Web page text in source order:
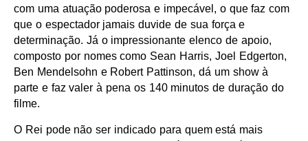
com uma atuação poderosa e impecável, o que faz com
que o espectador jamais duvide de sua força e
determinação. Já o impressionante elenco de apoio,
composto por nomes como Sean Harris, Joel Edgerton,
Ben Mendelsohn e Robert Pattinson, dá um show à
parte e faz valer à pena os 140 minutos de duração do
filme.
O Rei pode não ser indicado para quem está mais